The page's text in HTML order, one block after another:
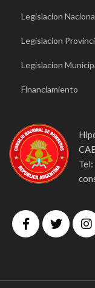
Legislacion
Legislacion
Legislacion
Financiamiento